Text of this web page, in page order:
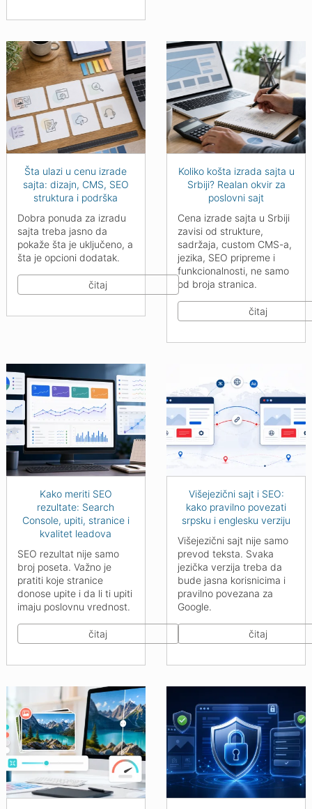
Šta ulazi u cenu izrade
sajta: dizajn, CMS, SEO
struktura i podrška
Dobra ponuda za izradu
sajta treba jasno da
pokaže šta je uključeno, a
šta je opcioni dodatak.
čitaj
Koliko košta izrada sajta u
Srbiji? Realan okvir za
poslovni sajt
Cena izrade sajta u Srbiji
zavisi od strukture,
sadržaja, custom CMS-a,
jezika, SEO pripreme i
funkcionalnosti, ne samo
od broja stranica.
čitaj
Kako meriti SEO
rezultate: Search
Console, upiti, stranice i
kvalitet leadova
SEO rezultat nije samo
broj poseta. Važno je
pratiti koje stranice
donose upite i da li ti upiti
imaju poslovnu vrednost.
čitaj
Višejezični sajt i SEO:
kako pravilno povezati
srpsku i englesku verziju
Višejezični sajt nije samo
prevod teksta. Svaka
jezička verzija treba da
bude jasna korisnicima i
pravilno povezana za
Google.
čitaj